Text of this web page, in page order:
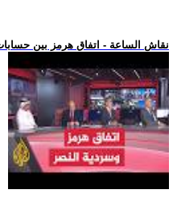
.. نقاش الساعة - اتفاق هرمز بين